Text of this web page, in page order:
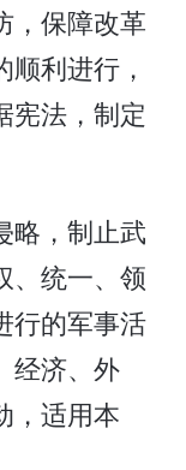
保障改革
利进行，
宪法，制定
，制止武
、统一、领
行的军事活
经济、外
，适用本